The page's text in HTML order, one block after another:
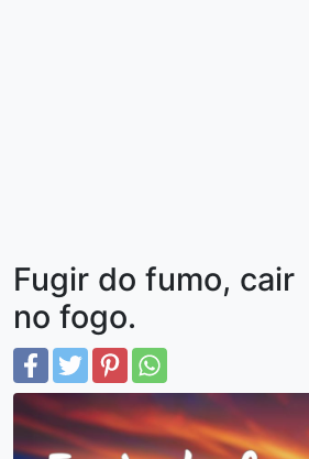
Fugir do fumo, cair
no fogo.